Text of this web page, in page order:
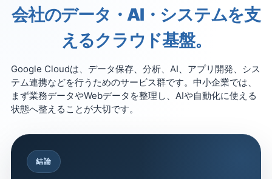
会社のデータ・AI・システムを支
えるクラウド基盤。
Google Cloudは、データ保存、分析、AI、アプリ開発、シス
テム連携などを行うためのサービス群です。中小企業では、
まず業務データやWebデータを整理し、AIや自動化に使える
状態へ整えることが大切です。
結論